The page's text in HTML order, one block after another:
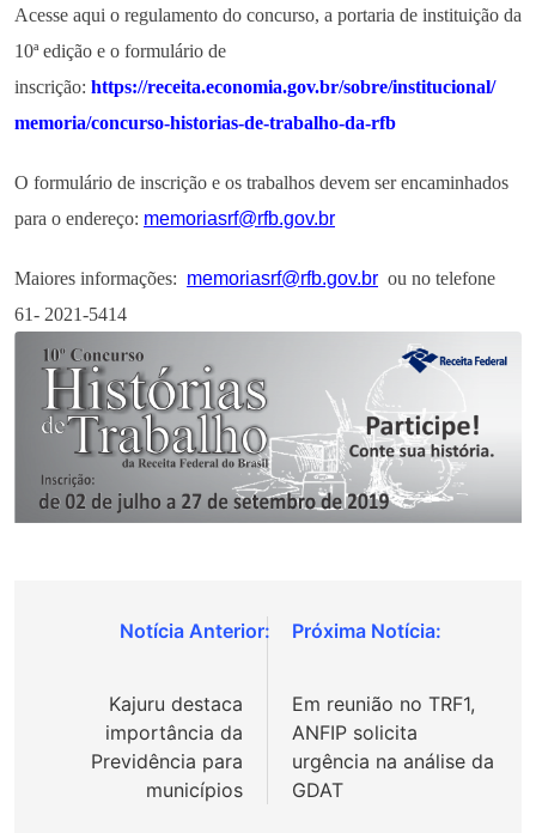
Acesse aqui o regulamento do concurso, a portaria de instituição da
10ª edição e o formulário de
inscrição: https://receita.economia.gov.br/sobre/institucional/
memoria/concurso-historias-de-trabalho-da-rfb
O formulário de inscrição e os trabalhos devem ser encaminhados
para o endereço: memoriasrf@rfb.gov.br
Maiores informações: memoriasrf@rfb.gov.br ou no telefone
61- 2021-5414
Navegação
Kajuru destaca
importância da
Previdência para
municípios
Em reunião no TRF1,
ANFIP solicita
urgência na análise da
GDAT